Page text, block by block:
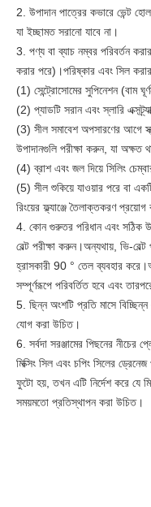
2. উপাদান পাত্রের কভারে ভেন্ট হোল
যা ইচ্ছামত সরানো যাবে না।
3. পণ্য বা ব্যাচ নম্বর পরিবর্তন
করার পরে)।পরিষ্কার এবং সিল
(1) সেন্ট্রোসোমের সুপিনেশন (বাম
(2) প্যাডটি সরান এবং স্লারি
(3) সীল সমাবেশ অপসারণের আগে
উপাদানগুলি পরীক্ষা করুন, যা অক্ষত
(4) ব্রাশ এবং জল দিয়ে সিলিং
(5) সীল শুকিয়ে যাওয়ার পরে বা
রিংয়ের ফ্ল্যাঞ্জে তৈলাক্তকরণ
4. কোন গুরুতর পরিধান এবং সঠিক
বেল্ট পরীক্ষা করুন।অন্যথায়, ভি-
হ্রাসকারী 90 ° তেল ব্যবহার
সম্পূর্ণরূপে পরিবর্তিত হবে এবং
5. ছিন্ন অংশটি প্রতি মাসে
যোগ করা উচিত।
6. সর্বদা সরঞ্জামের পিছনের নীচের
মিক্সিং সিল এবং চপিং সিলের
ফুটো হয়, তখন এটি নির্দেশ করে যে
সময়মতো প্রতিস্থাপন করা উচিত।